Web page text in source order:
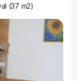
(37 m2)